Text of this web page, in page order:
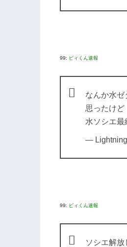
99: ビィくん速報
なんか水
思ったけど
水ソシエ最
— Lightning
99: ビィくん速報
ソシエ解